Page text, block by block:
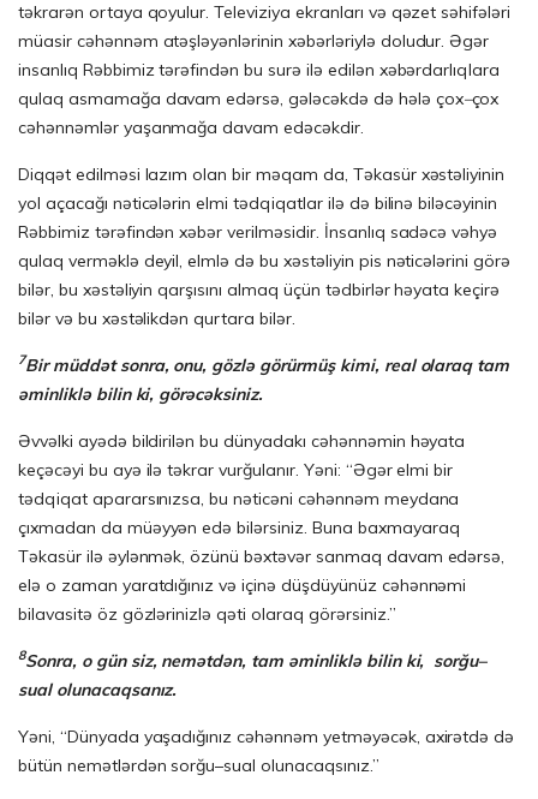
təkrarən ortaya qoyulur. Televiziya ekranları və qəzet səhifələri
müasir cəhənnəm atəşləyənlərinin xəbərləriylə doludur. Əgər
insanlıq Rəbbimiz tərəfindən bu surə ilə edilən xəbərdarlıqlara
qulaq asmamağa davam edərsə, gələcəkdə də hələ çox–çox
cəhənnəmlər yaşanmağa davam edəcəkdir.
Diqqət edilməsi lazım olan bir məqam da, Təkasür xəstəliyinin
yol açacağı nəticələrin elmi tədqiqatlar ilə də bilinə biləcəyinin
Rəbbimiz tərəfindən xəbər verilməsidir. İnsanlıq sadəcə vəhyə
qulaq verməklə deyil, elmlə də bu xəstəliyin pis nəticələrini görə
bilər, bu xəstəliyin qarşısını almaq üçün tədbirlər həyata keçirə
bilər və bu xəstəlikdən qurtara bilər.
7Bir müddət sonra, onu, gözlə görürmüş kimi, real olaraq tam
əminliklə bilin ki, görəcəksiniz.
Əvvəlki ayədə bildirilən bu dünyadakı cəhənnəmin həyata
keçəcəyi bu ayə ilə təkrar vurğulanır. Yəni: “Əgər elmi bir
tədqiqat apararsınızsa, bu nəticəni cəhənnəm meydana
çıxmadan da müəyyən edə bilərsiniz. Buna baxmayaraq
Təkasür ilə əylənmək, özünü bəxtəvər sanmaq davam edərsə,
elə o zaman yaratdığınız və içinə düşdüyünüz cəhənnəmi
bilavasitə öz gözlərinizlə qəti olaraq görərsiniz.”
8Sonra, o gün siz, nemətdən, tam əminliklə bilin ki, sorğu–
sual olunacaqsanız.
Yəni, “Dünyada yaşadığınız cəhənnəm yetməyəcək, axirətdə də
bütün nemətlərdən sorğu–sual olunacaqsınız.”